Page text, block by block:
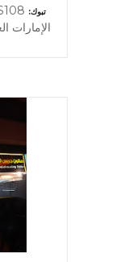
تبوك
الإمارات